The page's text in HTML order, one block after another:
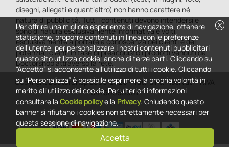
disegni, allegati e quant’altro) non hanno carattere né
natura di pubblicità. Tutti i contenuti devono intendersi e
sono di natura esclusivamente informativa e volti
esclusivamente a portare a conoscenza dei clienti e dei
potenziali clienti in fase di preacquisto i prodotti venduti da
Doctorshop attraverso la rete.
Copyright DoctorShop 2005-2026 - Tutti diritti riservati - P.IVA
04760660961
cancel
Per offrire una migliore esperienza di navigazione, ottenere
statistiche, proporre contenuti in linea con le preferenze
dell'utente, per personalizzare i nostri contenuti pubblicitari
questo sito utilizza cookie, anche di terze parti. Cliccando su
“Accetto” si acconsente all'utilizzo di tutti i cookie. Cliccando
su “Personalizza” è possibile esprimere la propria volontà in
merito all'utilizzo dei cookie. Per ulteriori informazioni
consultare la Cookie policye la Privacy. Chiudendo questo
banner si rifiutano i cookies non strettamente necessari per
questa sessione di navigazione.
Accetta